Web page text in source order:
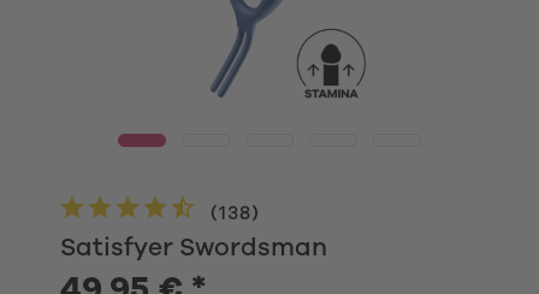
Satisfyer Swordsman
(138)